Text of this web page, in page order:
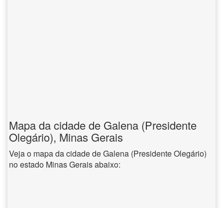
Mapa da cidade de Galena (Presidente
Olegário), Minas Gerais
Veja o mapa da cidade de Galena (Presidente Olegário)
no estado Minas Gerais abaixo: